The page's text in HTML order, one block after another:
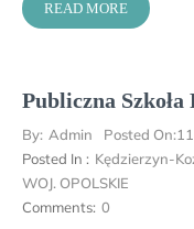
READ MORE
Publiczna
By: Admin Posted On:
Posted In : Kędzierzyn-
WOJ. OPOLSKIE
Comments: 0